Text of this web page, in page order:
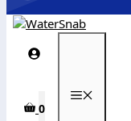
0